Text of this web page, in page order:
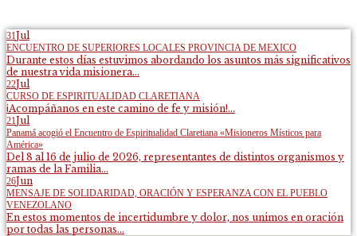
31Jul
ENCUENTRO DE SUPERIORES LOCALES PROVINCIA DE MEXICO
Durante estos días estuvimos abordando los asuntos más significativos
de nuestra vida misionera...
22Jul
CURSO DE ESPIRITUALIDAD CLARETIANA
¡Acompáñanos en este camino de fe y misión!...
21Jul
Panamá acogió el Encuentro de Espiritualidad Claretiana «Misioneros Místicos para
América»
Del 8 al 16 de julio de 2026, representantes de distintos organismos y
ramas de la Familia...
26Jun
MENSAJE DE SOLIDARIDAD, ORACIÓN Y ESPERANZA CON EL PUEBLO
VENEZOLANO
En estos momentos de incertidumbre y dolor, nos unimos en oración
por todas las personas...